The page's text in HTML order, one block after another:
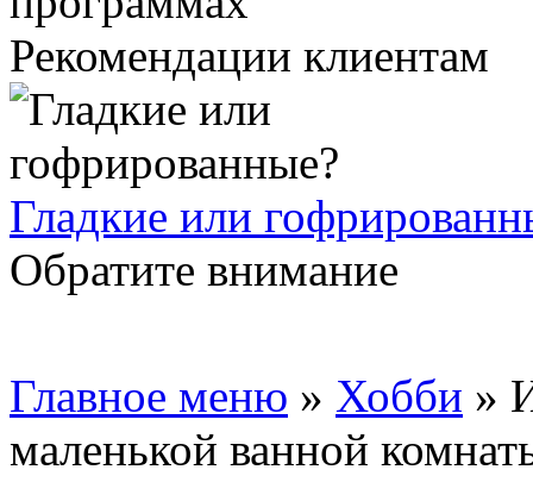
Рекомендации клиентам
Гладкие или
Обратите внимание
Главное меню » Хобби »
маленькой ванной